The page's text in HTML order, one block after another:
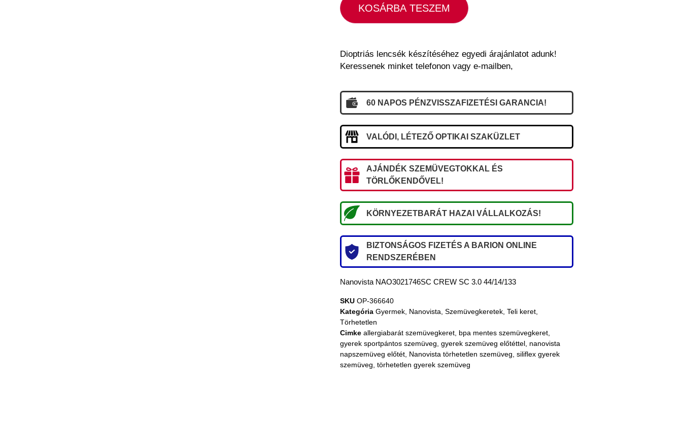
KOSÁRBA TESZEM
Dioptriás lencsék készítéséhez egyedi árajánlatot adunk!
Keressenek minket telefonon vagy e-mailben,
60 NAPOS PÉNZVISSZAFIZETÉSI GARANCIA!
VALÓDI, LÉTEZŐ OPTIKAI SZAKÜZLET
AJÁNDÉK SZEMÜVEGTOKKAL ÉS
TÖRLŐKENDŐVEL!
KÖRNYEZETBARÁT HAZAI VÁLLALKOZÁS!
BIZTONSÁGOS FIZETÉS A BARION ONLINE
RENDSZERÉBEN
Nanovista NAO3021746SC CREW SC 3.0 44/14/133
SKU OP-366640
Kategória Gyermek Nanovista Szemüvegkeretek Teli keret
Törhetetlen
Cimke allergiabarát szemüvegkeret bpa mentes szemüvegkeret
gyerek sportpántos szemüveg gyerek szemüveg előtéttel nanovista
napszemüveg előtét Nanovista törhetetlen szemüveg siliflex gyerek
szemüveg törhetetlen gyerek szemüveg